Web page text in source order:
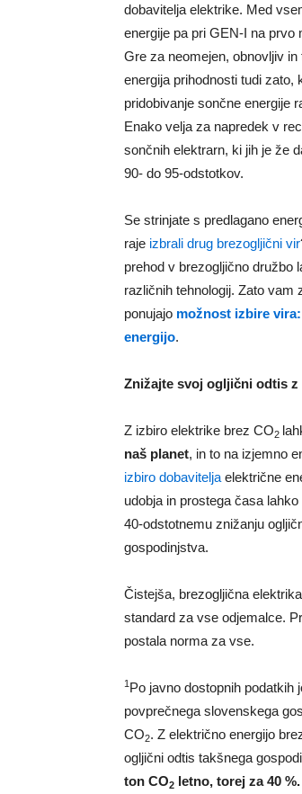
dobavitelja elektrike. Med
energije pa pri GEN-I na prvo
Gre za neomejen, obnovljiv in
energija prihodnosti tudi zato,
pridobivanje sončne energije
Enako velja za napredek v
sončnih elektrarn, ki jih je že
90- do 95-odstotkov.
Se strinjate s predlagano
raje izbrali drug brezogljični vir
prehod v brezogljično družbo
različnih tehnologij. Zato vam
ponujajo možnost izbire
energijo.
Znižajte svoj ogljični odtis
Z izbiro elektrike brez CO2
naš planet, in to na izjemno
izbiro dobavitelja električne
udobja in prostega časa
40-odstotnemu znižanju
gospodinjstva.
Čistejša, brezogljična
standard za vse odjemalce.
postala norma za vse.
1 Po javno dostopnih podatkih
povprečnega slovenskega
CO2. Z električno energijo
ogljični odtis takšnega
ton CO2 letno, torej za 40 %.